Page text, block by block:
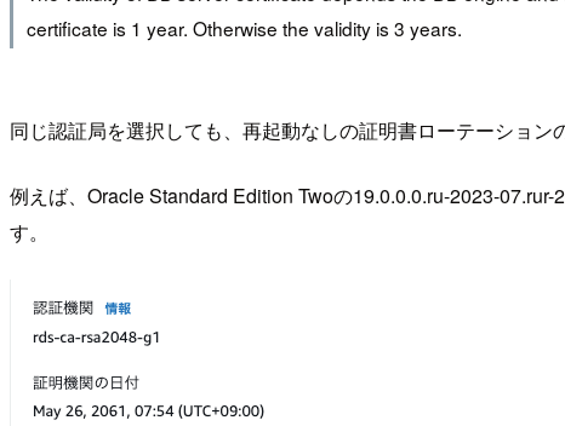
certificate is 1 year. Otherwise the validity is 3 years.
同じ認証局を選択しても、再起動なしの証明書ローテーショ
例えば、Oracle Standard Edition Twoの19.0.0.0.ru-2023-07.rur-
す。